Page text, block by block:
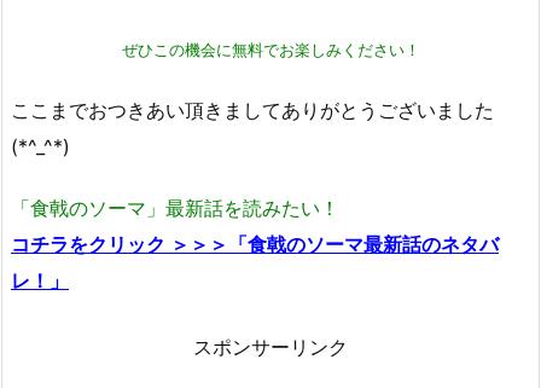
ぜひこの機会に無料でお楽しみください！
ここまでおつきあい頂きましてありがとうございました
(*^_^*)
「食戟のソーマ」最新話を読みたい！
コチラをクリック ＞＞＞「食戟のソーマ最新話のネタバ
レ！」
スポンサーリンク